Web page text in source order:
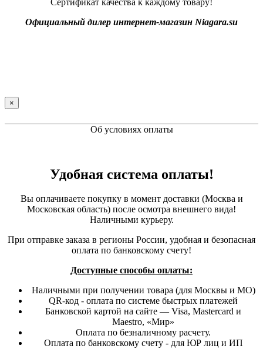
Официальный дилер интернет-магазин Niagara.su
×
Об условиях оплаты
Удобная система оплаты!
Вы оплачиваете покупку в момент доставки (Москва и
Московская область) после осмотра внешнего вида!
Наличными курьеру.
При отправке заказа в регионы России, удобная и безопасная
оплата по банковскому счету!
Доступные способы оплаты:
Наличными при получении товара (для Москвы и МО)
QR-код - оплата по системе быстрых платежей
Банковской картой на сайте — Visa, Mastercard и
Maestro, «Мир»
Оплата по безналичному расчету.
Оплата по банковскому счету - для ЮР лиц и ИП